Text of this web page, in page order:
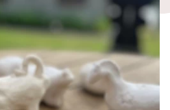
parodos